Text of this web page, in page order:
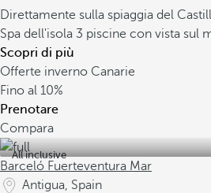
Direttamente sulla spiaggia del
Spa dell'isola 3 piscine con vista sul
Scopri di più
Offerte inverno Canarie
Fino al 10%
Prenotare
Compara
All inclusive
Barceló Fuerteventura Mar
Antigua, Spain